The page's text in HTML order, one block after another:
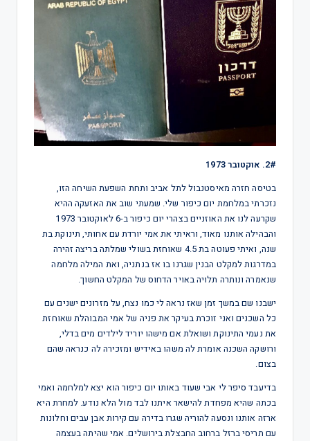
2#. אוקטובר 1973
בטיסה חזרה מאיסטנבול לתל אביב ותחת השפעת השיחה הזו,
נזכרתי במלחמת יום כיפור שלי. שמעתי שוב את האזעקה ההיא
שקרעה לנו את האוזניים בצהרי יום כיפור ב-6 לאוקטובר 1973
והבהילה אותנו מאוד, וראיתי את אמי יורדת עם אחותי, תינוקת בת
שנה, ואיתי פעוטה בת 4.5 שאוחזת בשולי שמלתה בריצה זהירה
במדרגות למקלט הבנין שגרנו בו אז בנתניה, ואת המילה מלחמה
שנאמרה ונותרה תלויה באויר הדחוס של המקלט החשוך.
ישבנו שם במשך זמן שאז נראה לי כמו נצח, על מזרונים ישנים עם
כל השכנים ואני זוכרת בעיקר את פניה של אמי המבוהלת שאוחזת
את נעמי התינוקת ושואלת אם מישהו יוריד לילדים מים בדלי,
ורושקה השכנה אומרת לה משהו באידיש ומזכירה לה כנראה שהם
בצום.
בדיעבד סיפר לי אבי שעוד באותו יום כיפור הוא יצא למלחמה ואמי
בכתה שהיא מפחדת להישאר איתנו לבד מול הלא נודע. למחרת היא
ארזה אותנו ונסעה להוריה שגרו בדירה עם קירות אבן עבים וחלונות
עם תריסי ברזל ברחוב החבצלת בירושלים. אמי שהיתה בעצמה